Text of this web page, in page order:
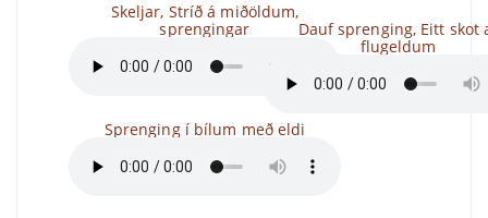
Skeljar, Stríð á miðöldum,
sprengingar
Sprenging í bílum með eldi
Dauf sprenging, Eitt skot
flugeldum